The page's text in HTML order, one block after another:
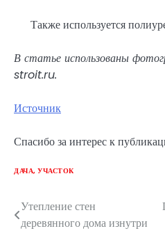
Также используется
В статье использованы
stroit.ru.
Источник
Спасибо за интерес к
ДАЧА, УЧАСТОК
Навигация
по
Утепление стен
деревянного дома изнутри